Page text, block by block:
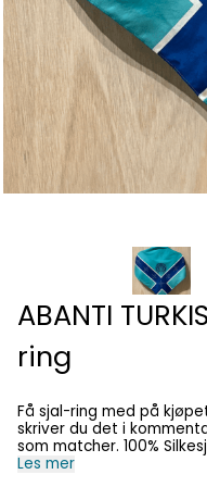
ABANTI
ring
Få sjal-ring med på
skriver du det i
som matcher. 100% Silkesjal: 85x85 cm, Sjalet tåler handvask
med Milo. Dette sjalet er ett prøveprosjekt hvor vi tester ut
Les mer